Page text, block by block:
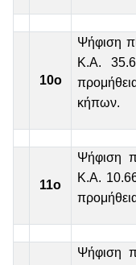
10ο
Ψήφιση
Κ.Α.
κήπων.
11ο
Ψήφιση
Κ.Α.
Ψήφιση